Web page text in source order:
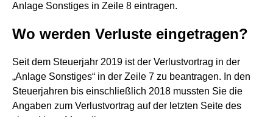
Anlage Sonstiges in Zeile 8 eintragen.
Wo werden Verluste eingetragen?
Seit dem Steuerjahr 2019 ist der Verlustvortrag in der
„Anlage Sonstiges“ in der Zeile 7 zu beantragen. In den
Steuerjahren bis einschließlich 2018 mussten Sie die
Angaben zum Verlustvortrag auf der letzten Seite des